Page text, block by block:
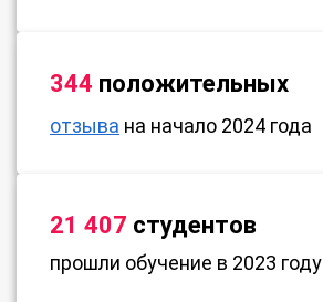
344 положительных
отзыва на начало 2024 года
21 407 студентов
прошли обучение в 2023 году